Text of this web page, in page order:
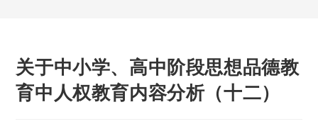
关于中小学、高中阶段思想品德教
育中人权教育内容分析（十二）